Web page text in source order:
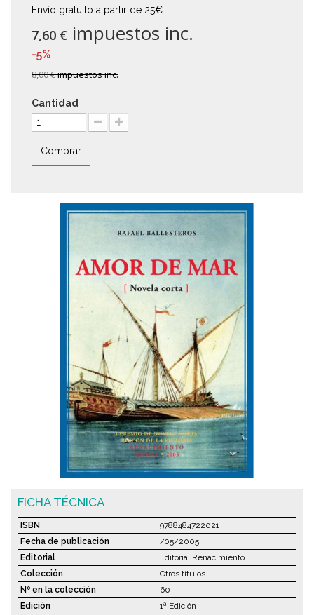
Envío gratuito a partir de 25€
7,60 € impuestos inc.
-5%
8,00 €impuestos inc.
Cantidad
Comprar
FICHA TÉCNICA
ISBN
9788484722021
Fecha de publicación
/05/2005
Editorial
Editorial Renacimiento
Colección
Otros títulos
Nº en la colección
60
Edición
1ª Edición